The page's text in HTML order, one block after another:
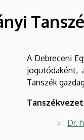
A Debreceni
jogutódaként,
Tanszék
Dr.